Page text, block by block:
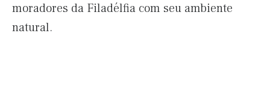
moradores da Filadélfia com seu ambiente
natural.